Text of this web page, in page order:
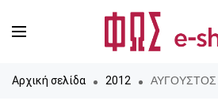
Αρχική σελίδα 2012 ΑΥΓΟΥΣΤΟΣ